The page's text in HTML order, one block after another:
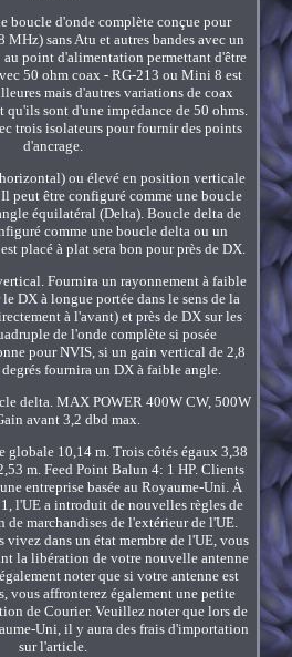
boucle d'onde complète conçue pour
sans Atu et autres bandes avec un
point d'alimentation permettant d'être
50 ohm coax - RG-213 ou Mini 8 est
mais d'autres variations de coax
sont d'une impédance de 50 ohms.
trois isolateurs pour fournir des points
d'ancrage.
ou élevé en position verticale
peut être configuré comme une boucle
équilatéral (Delta). Boucle delta de
comme une boucle delta ou un
placé à plat sera bon pour près de DX.
Fournira un rayonnement à faible
DX à longue portée dans le sens de la
à l'avant) et près de DX sur les
de l'onde complète si posée
pour NVIS, si un gain vertical de 2,8
fournira un DX à faible angle.
delta. MAX POWER 400W CW, 500W
avant 3,2 dbd max.
globale 10,14 m. Trois côtés égaux 3,38
m. Feed Point Balun 4: 1 HP. Clients
entreprise basée au Royaume-Uni. À
l'UE a introduit de nouvelles règles de
marchandises de l'extérieur de l'UE.
dans un état membre de l'UE, vous
la libération de votre nouvelle antenne
noter que si votre antenne est
vous affronterez également une petite
de Courier. Veuillez noter que lors de
Uni, il y aura des frais d'importation
sur l'article.